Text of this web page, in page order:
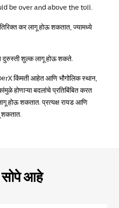
be over and above the toll.
कर लागू होऊ शकतात, ज्यामध्ये
दुरुस्ती शुल्क लागू होऊ शकते.
किंमती आहेत आणि भौगोलिक स्थान,
होणाऱ्या बदलांचे प्रतिबिंबित करत
होऊ शकतात. प्रत्यक्ष रायड आणि
शकतात.
आहे